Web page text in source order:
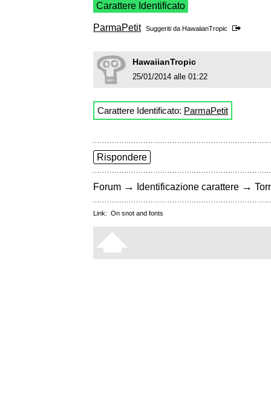
Carattere Identificato
ParmaPetit Suggeriti da HawaiianTropic
HawaiianTropic
25/01/2014 alle 01:22
Carattere Identificato: ParmaPetit
Rispondere
Forum → Identificazione carattere →
Link: On snot and fonts